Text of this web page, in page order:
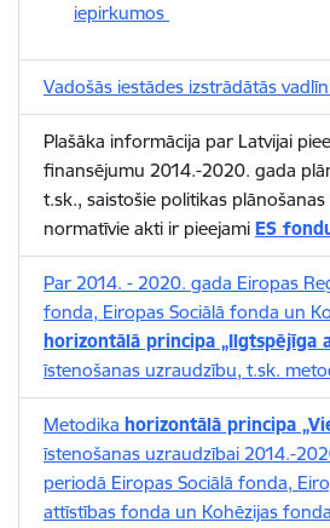
iepirkumos
Vadošās iestādes izstrādātās
Plašāka informācija par Latvijai
finansējumu 2014.-2020. gada
t.sk., saistošie politikas
normatīvie akti ir pieejami ES
Par 2014. - 2020. gada Eiropas
fonda, Eiropas Sociālā fonda un
horizontālā principa „Ilgtspējīga
īstenošanas uzraudzību, t.sk.
Metodika horizontālā principa
īstenošanas uzraudzībai 2014.-
periodā Eiropas Sociālā fonda,
attīstības fonda un Kohēzijas